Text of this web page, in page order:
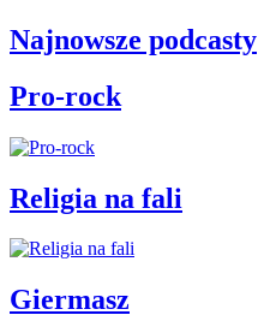
Najnowsze podcasty
Pro-rock
Religia na fali
Giermasz